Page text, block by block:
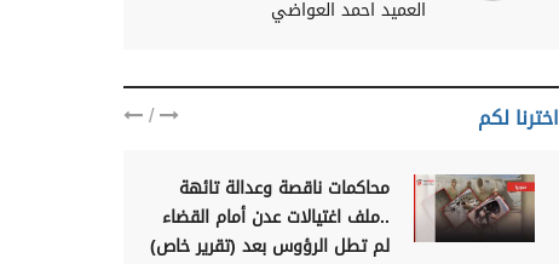
العميد احمد العواضي
اخترنا لكم /
محاكمات ناقصة وعدالة تائهة
..ملف اغتيالات عدن أمام القضاء
لم تطل الرؤوس بعد (تقرير خاص)